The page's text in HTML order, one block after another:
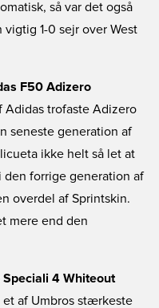
så var det også
1-0 sejr over West
F50 Adizero
Adidas trofaste Adizero
seneste generation af
ikke helt så let at
den forrige generation af
overdel af Sprintskin.
mere end den
4 Whiteout
af Umbros stærkeste